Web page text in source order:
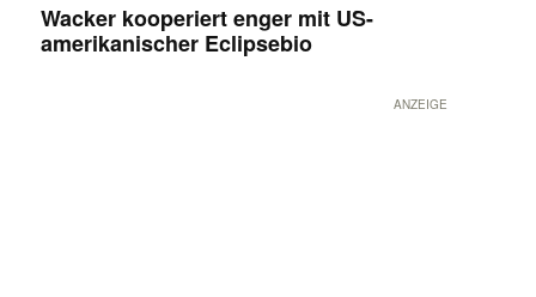
Wacker kooperiert enger mit US-
amerikanischer Eclipsebio
ANZEIGE